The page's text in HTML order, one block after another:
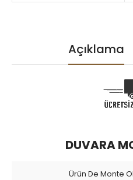
Açıklama
DUVARA
Ürün De Monte